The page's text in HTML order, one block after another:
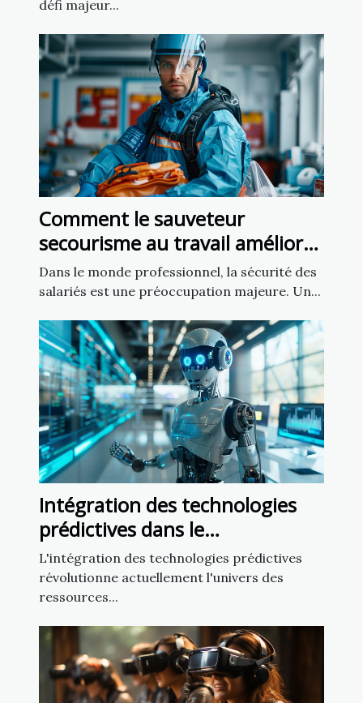
défi majeur...
Comment le sauveteur
secourisme au travail améliore
la sécurité en entreprise
Dans le monde professionnel, la sécurité des
salariés est une préoccupation majeure. Un...
Intégration des technologies
prédictives dans le
développement des chatbots
RH
L'intégration des technologies prédictives
révolutionne actuellement l'univers des
ressources...